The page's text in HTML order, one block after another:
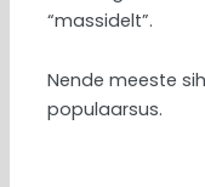
“massidelt”.
Nende meeste
populaarsus.